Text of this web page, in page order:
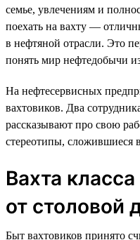
семье, увлечениям и
поехать на вахту —
в нефтяной отрасли. Это
понять мир нефтедобычи
На нефтесервисных
вахтовиков. Два
рассказывают про свою
стереотипы, сложившиеся
Вахта
от столовой
Быт вахтовиков принято